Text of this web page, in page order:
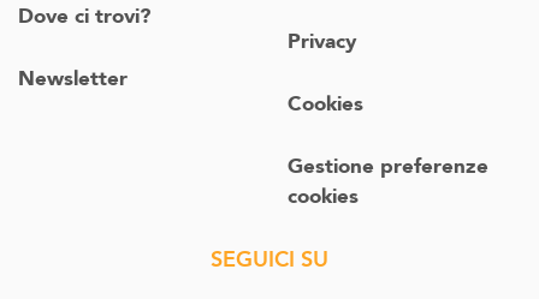
Dove ci trovi?
Newsletter
Privacy
Cookies
Gestione preferenze
cookies
SEGUICI SU